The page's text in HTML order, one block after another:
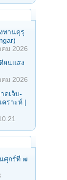
ทานคุรุ
คม 2026
ยนแสง
คม 2026
ดเจ็บ-
คราะห์ |
ศุกร์ที่ ๗